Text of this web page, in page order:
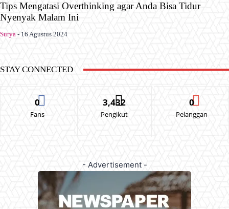
Tips Mengatasi Overthinking agar Anda Bisa Tidur
Nyenyak Malam Ini
Surya - 16 Agustus 2024
STAY CONNECTED
0
Fans
3,432
Pengikut
0
Pelanggan
- Advertisement -